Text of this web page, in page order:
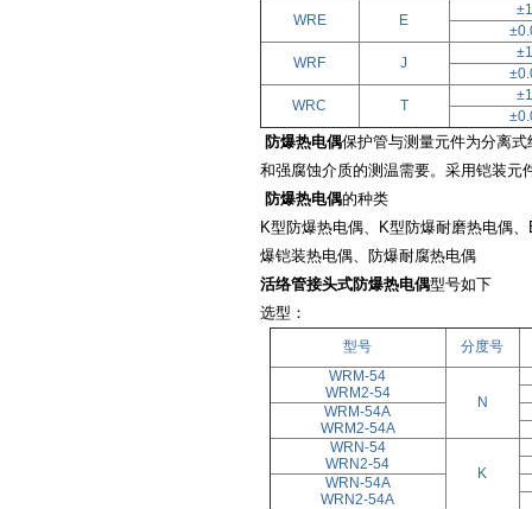
WRE
E
WRF
J
WRC
T
防爆热电偶保护管与测量元件为分离
和强腐蚀介质的测温需要。采用铠装元
防爆热电偶的种类
K型防爆热电偶、 K型防爆耐磨热电偶、
爆铠装热电偶、防爆耐腐热电偶
活络管接头式防爆热电偶型号如下
选型：
型号
分度号
WRM-54
WRM2-54
N
WRM-54A
WRM2-54A
WRN-54
WRN2-54
K
WRN-54A
WRN2-54A